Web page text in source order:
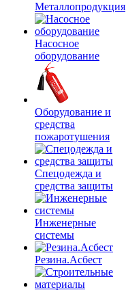
Металлопродукция
Насосное
оборудование
Оборудование и
средства
пожаротушения
Спецодежда и
средства защиты
Инженерные
системы
Резина.Асбест